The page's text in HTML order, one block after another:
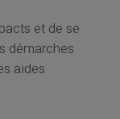
et de se
démarches
aides